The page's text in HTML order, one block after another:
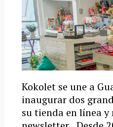
Kokolet se une a
inaugurar dos
su tienda en línea y